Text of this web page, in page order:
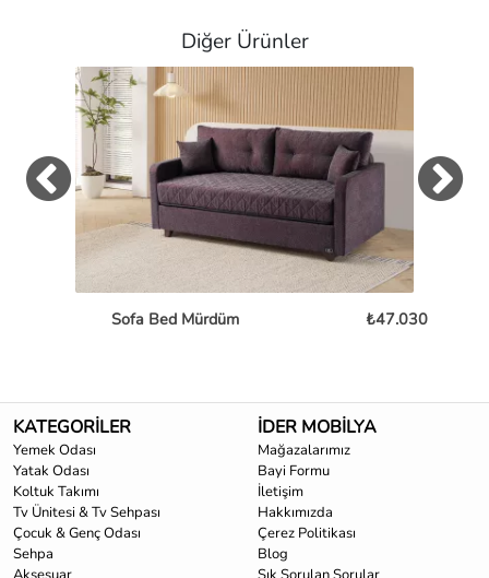
Diğer Ürünler
Sofa Bed Mürdüm ₺47.030
KATEGORİLER
Yemek Odası
Yatak Odası
Koltuk Takımı
Tv Ünitesi & Tv Sehpası
Çocuk & Genç Odası
Sehpa
İDER MOBİLYA
Mağazalarımız
Bayi Formu
İletişim
Hakkımızda
Çerez Politikası
Blog